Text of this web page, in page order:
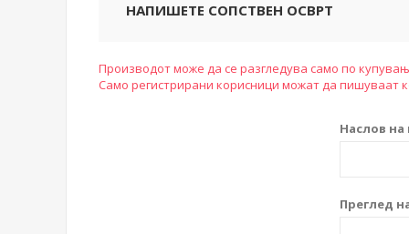
НАПИШЕТЕ СОПСТВЕН ОСВРТ
Производот може да се разгледува само по
Само регистрирани корисници можат да пишуваат
Наслов на
Преглед